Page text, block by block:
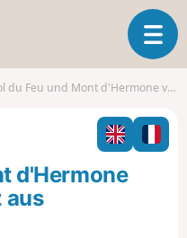
T
o
l
n
du Feu und Mont d'Hermone von Jouvernaisinaz aus
d'Hermone
aus